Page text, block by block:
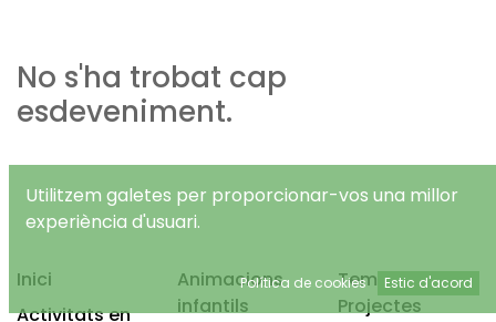
No s'ha trobat cap
esdeveniment.
Inici
Activitats en
Animacions
infantils
Temps Lliure
Projectes
Utilitzem galetes per proporcionar-vos una millor
experiència d'usuari.
Política de cookies Estic d'acord